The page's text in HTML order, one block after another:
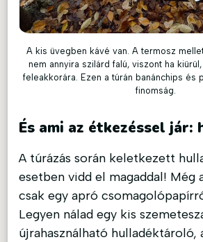
A kis üvegben kávé van. A termosz
nem annyira szilárd falú, viszont ha
feleakkorára. Ezen a túrán banánchips és
finomság.
És ami az étkezéssel jár:
A túrázás során keletkezett
esetben vidd el magaddal! Még
csak egy apró
Legyen nálad egy kis
újrahasználható hulladéktároló,